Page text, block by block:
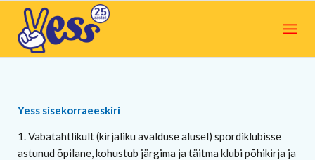
Yess sisekorraeeskiri
1. Vabatahtlikult (kirjaliku avalduse alusel) spordiklubisse
astunud õpilane, kohustub järgima ja täitma klubi põhikirja ja